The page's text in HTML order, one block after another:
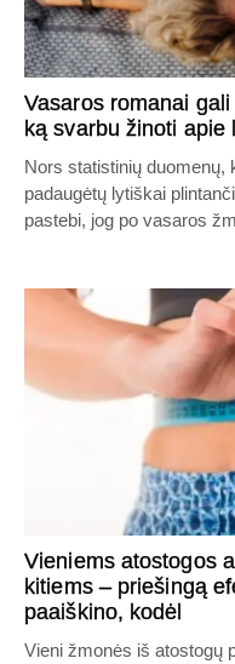
Vasaros romanai
ką svarbu žinoti apie
Nors statistinių duomenų,
padaugėtų lytiškai
pastebi, jog po vasaros
Vieniems atostogos
kitiems – priešingą
paaiškino, kodėl
Vieni žmonės iš atostogų